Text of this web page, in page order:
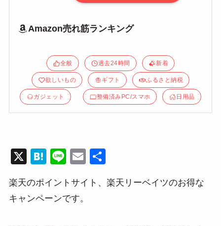
Amazon売れ筋ランキング
全般 過去24時間 新着
欲しいもの ギフト ふるさと納税
ガジェット 整備済みPC/スマホ 日用品
X
H
e
n
Li
e
E
ail
楽天のポイントサイト、楽天リーベイツのお得な
キャンペーンです。